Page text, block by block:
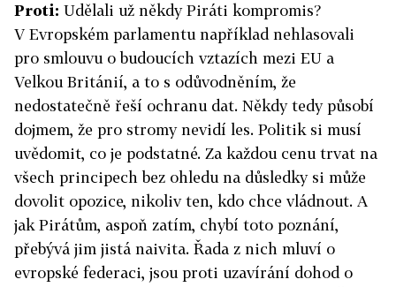
Proti: Udělali už někdy Piráti kompromis?
V Evropském parlamentu například nehlasovali
pro smlouvu o budoucích vztazích mezi EU a
Velkou Británií, a to s odůvodněním, že
nedostatečně řeší ochranu dat. Někdy tedy působí
dojmem, že pro stromy nevidí les. Politik si musí
uvědomit, co je podstatné. Za každou cenu trvat na
všech principech bez ohledu na důsledky si může
dovolit opozice, nikoliv ten, kdo chce vládnout. A
jak Pirátům, aspoň zatím, chybí toto poznání,
přebývá jim jistá naivita. Řada z nich mluví o
evropské federaci, jsou proti uzavírání dohod o